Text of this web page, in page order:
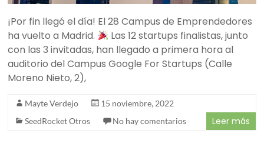
¡Por fin llegó el día! El 28 Campus de Emprendedores
ha vuelto a Madrid.
Las 12 startups finalistas, junto
con las 3 invitadas, han llegado a primera hora al
auditorio del Campus Google For Startups (Calle
Moreno Nieto, 2),
Mayte Verdejo
15 noviembre, 2022
SeedRocket Otros
No hay comentarios Leer más